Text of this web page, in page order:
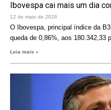
Ibovespa cai mais um dia
12 de maio de 2026
O Ibovespa, principal índice da
queda de 0,86%, aos 180.342,33
Leia mais »